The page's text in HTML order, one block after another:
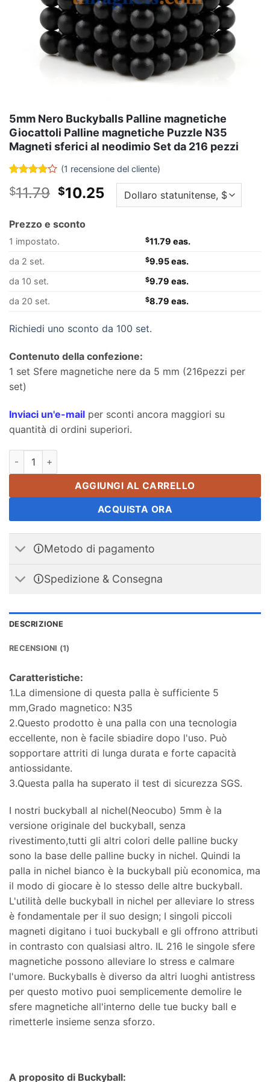
5mm Nero Buckyballs Palline magnetiche
Giocattoli Palline magnetiche Puzzle N35
Magneti sferici al neodimio Set da 216 pezzi
4fuori
valutazione
cliente
(1 recensione del cliente)
$11.79 Il
originale
$11.79.
$10.25Il
prezzo
$10.25.
Prezzo e sconto
1 impostato. $11.79 eas.
da 2 set.
$9.95 eas.
da 10 set.
$9.79 eas.
da 20 set.
$8.79 eas.
Richiedi uno sconto da 100 set.
Contenuto della confezione:
1 set Sfere magnetiche nere da 5 mm (216pezzi per
set)
Inviaci un'e-mail per sconti ancora maggiori su
quantità di ordini superiori.
5mm Nero Buckyballs Palline magnetiche Giocattoli Palline
AGGIUNGI AL CARRELLO
ACQUISTA ORA
🛈Metodo di pagamento
🛈Spedizione & Consegna
DESCRIZIONE
RECENSIONI (1)
Caratteristiche:
1.La dimensione di questa palla è sufficiente 5
mm,Grado magnetico: N35
2.Questo prodotto è una palla con una tecnologia
eccellente, non è facile sbiadire dopo l'uso. Può
sopportare attriti di lunga durata e forte capacità
antiossidante.
3.Questa palla ha superato il test di sicurezza SGS.
I nostri buckyball al nichel(Neocubo) 5mm è la
versione originale del buckyball, senza
rivestimento,tutti gli altri colori delle palline bucky
sono la base delle palline bucky in nichel. Quindi la
palla in nichel bianco è la buckyball più economica, ma
il modo di giocare è lo stesso delle altre buckyball.
L'utilità delle buckyball in nichel per alleviare lo stress
è fondamentale per il suo design; I singoli piccoli
magneti digitano i tuoi buckyball e gli offrono attributi
in contrasto con qualsiasi altro. IL 216 le singole sfere
magnetiche possono alleviare lo stress e calmare
l'umore. Buckyballs è diverso da altri luoghi antistress
per questo motivo puoi semplicemente demolire le
sfere magnetiche all'interno delle tue bucky ball e
rimetterle insieme senza sforzo.
A proposito di Buckyball: